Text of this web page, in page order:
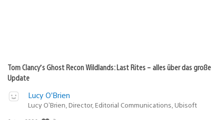
Tom Clancy’s Ghost Recon Wildlands: Last Rites – alles über das große
Update
Lucy O’Brien
Lucy O’Brien, Director, Editorial Communications, Ubisoft